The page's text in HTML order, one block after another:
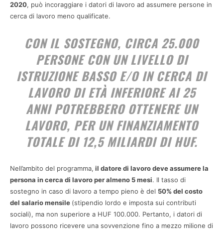
2020, può incoraggiare i datori di lavoro ad assumere persone in
cerca di lavoro meno qualificate.
CON IL SOSTEGNO, CIRCA 25.000
PERSONE CON UN LIVELLO DI
ISTRUZIONE BASSO E/O IN CERCA DI
LAVORO DIETÀ INFERIORE AI 25
ANNIPOTREBBERO OTTENERE UN
LAVORO, PER UN FINANZIAMENTO
TOTALE DI 12,5 MILIARDI DI HUF.
Nell’ambito del programma, il datore di lavoro deve assumere la
persona in cerca di lavoro per almeno 5 mesi. Il tasso di
sostegno in caso di lavoro a tempo pieno è del 50% del costo
del salario mensile (stipendio lordo e imposta sui contributi
sociali), ma non superiore a HUF 100.000. Pertanto, i datori di
lavoro possono ricevere una sovvenzione fino a mezzo milione di